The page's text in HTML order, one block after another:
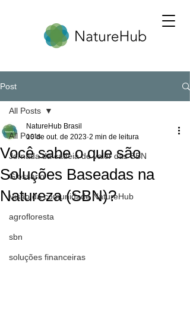
Post
All Posts
Jornada da cadeia de valor das SBN
Glossario
Visão da comunidade NatureHub
agrofloresta
sbn
soluções financeiras
All Posts
Você sabe o que são
Soluções Baseadas na
Natureza (SBN)?
NatureHub Brasil
10 de out. de 2023 2 min de leitura